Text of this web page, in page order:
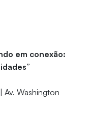
em conexão:
Av. Washington